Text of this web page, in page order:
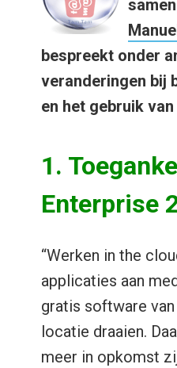
bespreekt onder
veranderingen bij
en het gebruik
1.
Enterprise
“Werken in the
applicaties aan
gratis software
locatie draaien.
meer in opkomst